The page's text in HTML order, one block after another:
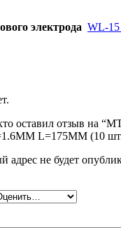
электрода WL-15
оставил отзыв на
L=175MM (10
адрес не будет